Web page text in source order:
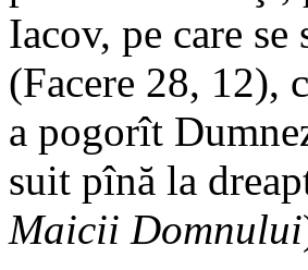
Iacov, pe care
(Facere 28, 12),
a pogorît
suit pînă la
Maicii Domnului